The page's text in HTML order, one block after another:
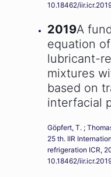
10.18462/
2019A
equation
lubricant-
mixtures
based on
interfacial
Göpfert, T. ;
25 th. IIR
refrigeration ICR,
10.18462/